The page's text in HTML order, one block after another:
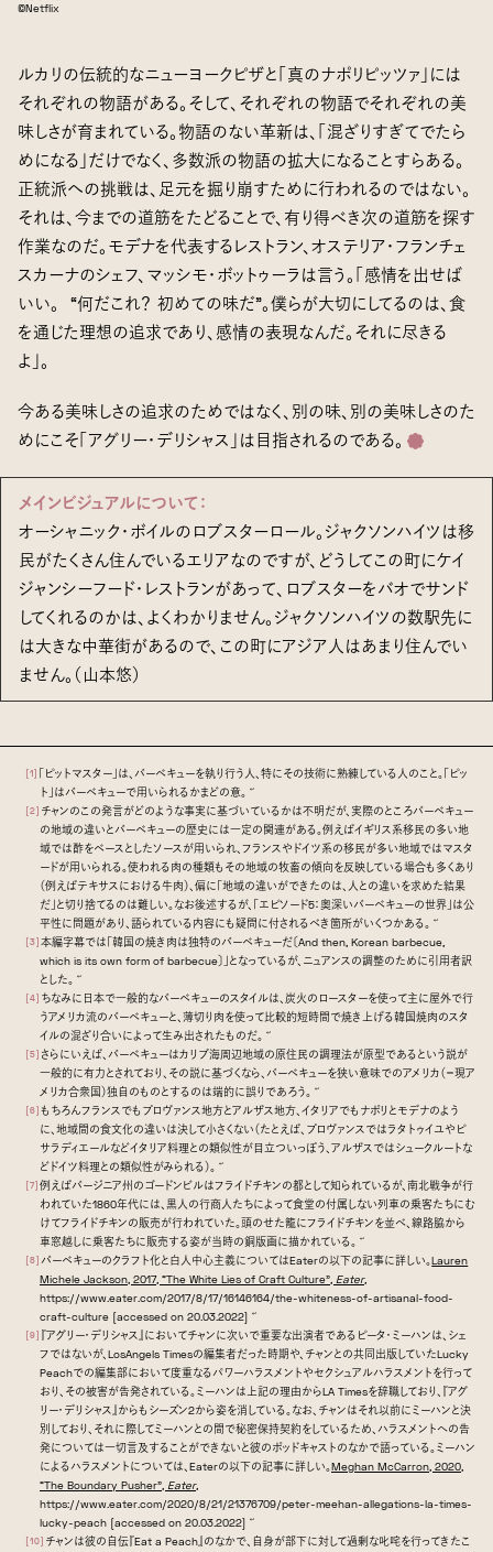
©Netflix
ルカリの伝統的なニューヨークピザと「真のナポリピッツァ」には
それぞれの物語がある。そして、それぞれの物語でそれぞれの美
味しさが育まれている。物語のない革新は、「混ざりすぎてでたら
めになる」だけでなく、多数派の物語の拡大になることすらある。
正統派への挑戦は、足元を掘り崩すために行われるのではない。
それは、今までの道筋をたどることで、有り得べき次の道筋を探す
作業なのだ。モデナを代表するレストラン、オステリア・フランチェ
スカーナのシェフ、マッシモ・ボットゥーラは言う。「感情を出せば
いい。 “何だこれ？ 初めての味だ”。僕らが大切にしてるのは、食
を通じた理想の追求であり、感情の表現なんだ。それに尽きる
よ」。
今ある美味しさの追求のためではなく、別の味、別の美味しさのた
めにこそ「アグリー・デリシャス」は目指されるのである。
メインビジュアルについて：
オーシャニック・ボイルのロブスターロール。ジャクソンハイツは移
民がたくさん住んでいるエリアなのですが、どうしてこの町にケイ
ジャンシーフード・レストランがあって、ロブスターをバオでサンド
してくれるのかは、よくわかりません。ジャクソンハイツの数駅先に
は大きな中華街があるので、この町にアジア人はあまり住んでい
ません。（山本悠）
[1]
「ピットマスター」は、バーベキューを執り行う人、特にその技術に熟練している人のこと。「ピッ
ト」はバーベキューで用いられるかまどの意。 ↩
[2] チャンのこの発言がどのような事実に基づいているかは不明だが、実際のところバーベキュー
の地域の違いとバーベキューの歴史には一定の関連がある。例えばイギリス系移民の多い地
域では酢をベースとしたソースが用いられ、フランスやドイツ系の移民が多い地域ではマスタ
ードが用いられる。使われる肉の種類もその地域の牧畜の傾向を反映している場合も多くあり
（例えばテキサスにおける牛肉）、偏に「地域の違いができたのは、人との違いを求めた結果
だ」と切り捨てるのは難しい。なお後述するが、「エピソード5：奥深いバーベキューの世界」は公
平性に問題があり、語られている内容にも疑問に付されるべき箇所がいくつかある。 ↩
[3] 本編字幕では「韓国の焼き肉は独特のバーベキューだ〔And then, Korean barbecue,
which is its own form of barbecue〕」となっているが、ニュアンスの調整のために引用者訳
とした。 ↩
[4] ちなみに日本で一般的なバーベキューのスタイルは、炭火のロースターを使って主に屋外で行
うアメリカ流のバーベキューと、薄切り肉を使って比較的短時間で焼き上げる韓国焼肉のスタ
イルの混ざり合いによって生み出されたものだ。 ↩
[5] さらにいえば、バーベキューはカリブ海周辺地域の原住民の調理法が原型であるという説が
一般的に有力とされており、その説に基づくなら、バーベキューを狭い意味でのアメリカ（＝現ア
メリカ合衆国）独自のものとするのは端的に誤りであろう。 ↩
[6] もちろんフランスでもプロヴァンス地方とアルザス地方、イタリアでもナポリとモデナのよう
に、地域間の食文化の違いは決して小さくない（たとえば、プロヴァンスではラタトゥイユやピ
サラディエールなどイタリア料理との類似性が目立ついっぽう、アルザスではシュークルートな
どドイツ料理との類似性がみられる）。 ↩
[7] 例えばバージニア州のゴードンビルはフライドチキンの都として知られているが、南北戦争が行
われていた1860年代には、黒人の行商人たちによって食堂の付属しない列車の乗客たちにむ
けてフライドチキンの販売が行われていた。頭のせた籠にフライドチキンを並べ、線路脇から
車窓越しに乗客たちに販売する姿が当時の銅版画に描かれている。 ↩
[8] バーベキューのクラフト化と白人中心主義についてはEaterの以下の記事に詳しい。Lauren
Michele Jackson, 2017, “The White Lies of Craft Culture”, Eater,
https://www.eater.com/2017/8/17/16146164/the-whiteness-of-artisanal-food-
craft-culture [accessed on 20.03.2022] ↩
[9] 『アグリー・デリシャス』においてチャンに次いで重要な出演者であるピータ・ミーハンは、シェ
フではないが、LosAngels Timesの編集者だった時期や、チャンとの共同出版していたLucky
Peachでの編集部において度重なるパワーハラスメントやセクシュアルハラスメントを行って
おり、その被害が告発されている。ミーハンは上記の理由からLA Timesを辞職しており、『アグ
リー・デリシャス』からもシーズン2から姿を消している。なお、チャンはそれ以前にミーハンと決
別しており、それに際してミーハンとの間で秘密保持契約をしているため、ハラスメントへの告
発については一切言及することができないと彼のポッドキャストのなかで語っている。ミーハン
によるハラスメントについては、Eaterの以下の記事に詳しい。Meghan McCarron, 2020,
“The Boundary Pusher”, Eater,
https://www.eater.com/2020/8/21/21376709/peter-meehan-allegations-la-times-
lucky-peach [accessed on 20.03.2022] ↩
[10] チャンは彼の自伝『Eat a Peach』のなかで、自身が部下に対して過剰な叱咤を行ってきたこ